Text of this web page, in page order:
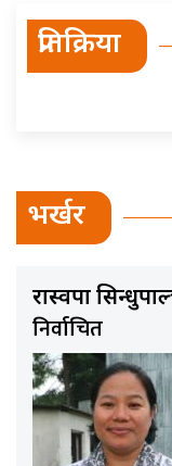
प्रतिक्रिया
भर्खर
रास्वपा
निर्वाचित